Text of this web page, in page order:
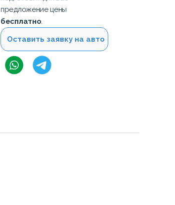
предложение цены
бесплатно.
Оставить заявку на авто